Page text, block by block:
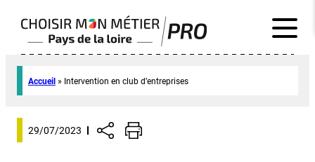
Accueil » Intervention en club d’entreprises
29/07/2023